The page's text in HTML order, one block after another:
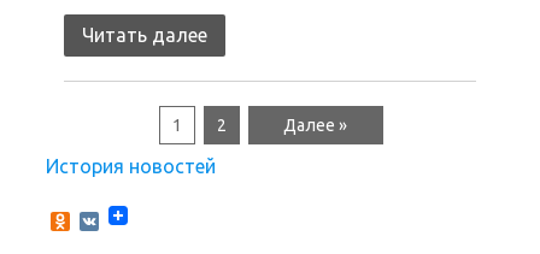
Читать далее
1 2 Далее »
История новостей
O
V